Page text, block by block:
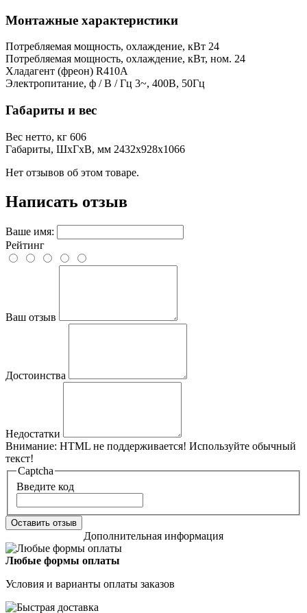
Монтажные характеристики
Потребляемая мощность, охлаждение, кВт 24
Потребляемая мощность, охлаждение, кВт, ном. 24
Хладагент (фреон) R410A
Электропитание, ф / В / Гц 3~, 400В, 50Гц
Габариты и вес
Вес нетто, кг 606
Габариты, ШхГхВ, мм 2432x928x1066
Нет отзывов об этом товаре.
Написать отзыв
Ваше имя:
Рейтинг
Ваш отзыв
Достоинства
Недостатки
Внимание: HTML не поддерживается! Используйте обычный
текст!
Captcha
Введите код
Оставить отзыв
Дополнительная информация
Любые формы оплаты
Условия и варианты оплаты заказов